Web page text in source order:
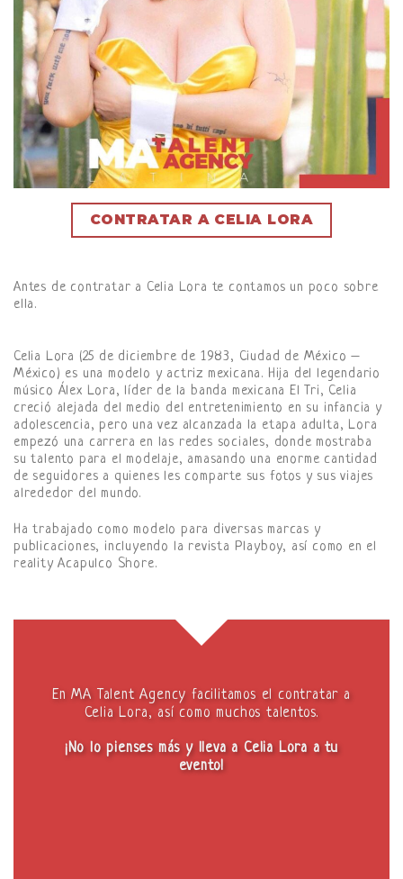
CONTRATAR A CELIA LORA
Antes de contratar a Celia Lora te contamos un poco sobre
ella.
Celia Lora (25 de diciembre de 1983, Ciudad de México –
México) es una modelo y actriz mexicana. Hija del legendario
músico Álex Lora, líder de la banda mexicana El Tri, Celia
creció alejada del medio del entretenimiento en su infancia y
adolescencia, pero una vez alcanzada la etapa adulta, Lora
empezó una carrera en las redes sociales, donde mostraba
su talento para el modelaje, amasando una enorme cantidad
de seguidores a quienes les comparte sus fotos y sus viajes
alrededor del mundo.
Ha trabajado como modelo para diversas marcas y
publicaciones, incluyendo la revista Playboy, así como en el
reality Acapulco Shore.
En MA Talent Agency facilitamos el contratar a
Celia Lora, así como muchos talentos.
¡No lo pienses más y lleva a Celia Lora a tu
evento!